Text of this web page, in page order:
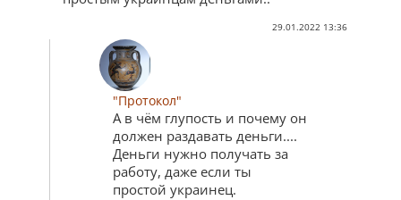
29.01.2022 13:36
"Протокол"
А в чём глупость и почему он
должен раздавать деньги....
Деньги нужно получать за
работу, даже если ты
простой украинец.